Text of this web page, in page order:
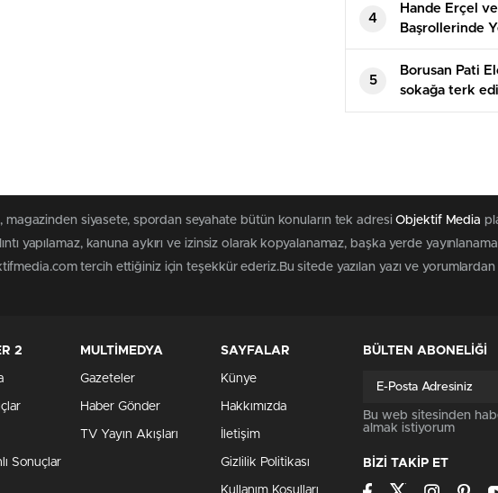
4
Hande Erçel
Başrollerinde
Disney+’ın
Dizisinin Yayın
Yeni Posteriyle
5
Borusan Pati
sokağa terk
dostlara
magazinden siyasete, spordan seyahate bütün konuların tek adresiObjektif Media
yapılamaz, kanuna aykırı ve izinsiz olarak kopyalanamaz, başka yerde
tercih ettiğiniz için teşekkür ederiz.Bu sitede yazılan yazı ve yorumlardan
2
Sonuçlar
MULTİMEDYA
Gazeteler
Haber Gönder
TV Yayın Akışları
SAYFALAR
Künye
Hakkımızda
İletişim
Gizlilik Politikası
Kullanım Koşulları
BÜLTEN ABONELİĞİ
Bu web sitesinden
almak istiyorum
BİZİ TAKİP ET